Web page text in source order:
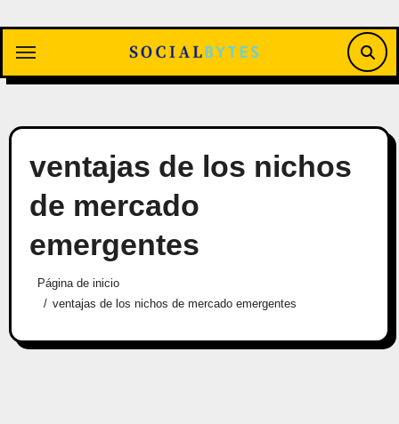
contenido
ventajas de los nichos
de mercado
emergentes
Página de inicio
ventajas de los nichos de mercado emergentes